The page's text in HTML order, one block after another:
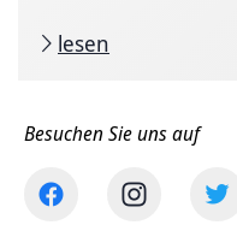
lesen
Besuchen Sie uns auf